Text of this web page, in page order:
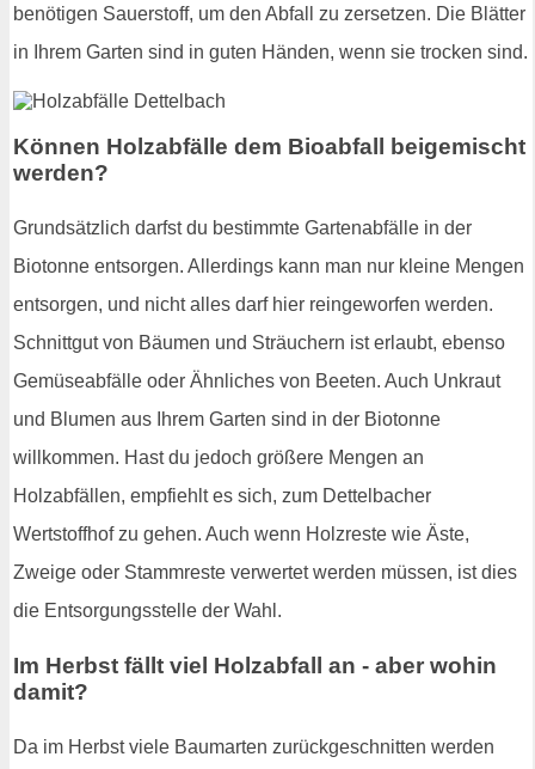
benötigen Sauerstoff, um den Abfall zu zersetzen. Die Blätter
in Ihrem Garten sind in guten Händen, wenn sie trocken sind.
Können Holzabfälle dem Bioabfall beigemischt
werden?
Grundsätzlich darfst du bestimmte Gartenabfälle in der
Biotonne entsorgen. Allerdings kann man nur kleine Mengen
entsorgen, und nicht alles darf hier reingeworfen werden.
Schnittgut von Bäumen und Sträuchern ist erlaubt, ebenso
Gemüseabfälle oder Ähnliches von Beeten. Auch Unkraut
und Blumen aus Ihrem Garten sind in der Biotonne
willkommen. Hast du jedoch größere Mengen an
Holzabfällen, empfiehlt es sich, zum Dettelbacher
Wertstoffhof zu gehen. Auch wenn Holzreste wie Äste,
Zweige oder Stammreste verwertet werden müssen, ist dies
die Entsorgungsstelle der Wahl.
Im Herbst fällt viel Holzabfall an - aber wohin
damit?
Da im Herbst viele Baumarten zurückgeschnitten werden